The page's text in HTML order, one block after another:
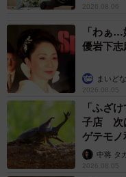
2026.08.06
「わぁ
優岩下志
まいど
2026.08.05
「ふざ
子店 次
ゲテモ
らいリア
中将 タ
2026.08.05